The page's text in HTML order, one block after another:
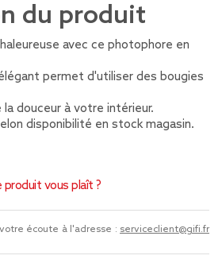
du produit
avec ce photophore en
permet d'utiliser des bougies
douceur à votre intérieur.
disponibilité en stock magasin.
produit vous plaît ?
écoute à l'adresse : serviceclient@gifi.fr